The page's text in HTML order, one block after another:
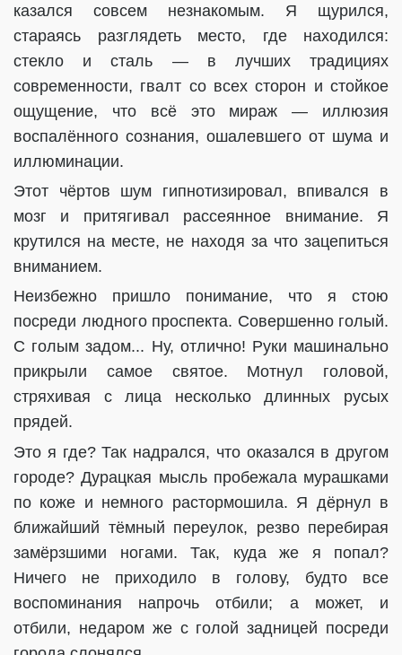
казался совсем незнакомым. Я щурился,
стараясь разглядеть место, где находился:
стекло и сталь — в лучших традициях
современности, гвалт со всех сторон и стойкое
ощущение, что всё это мираж — иллюзия
воспалённого сознания, ошалевшего от шума и
иллюминации.
Этот чёртов шум гипнотизировал, впивался в
мозг и притягивал рассеянное внимание. Я
крутился на месте, не находя за что зацепиться
вниманием.
Неизбежно пришло понимание, что я стою
посреди людного проспекта. Совершенно голый.
С голым задом... Ну, отлично! Руки машинально
прикрыли самое святое. Мотнул головой,
стряхивая с лица несколько длинных русых
прядей.
Это я где? Так надрался, что оказался в другом
городе? Дурацкая мысль пробежала мурашками
по коже и немного растормошила. Я дёрнул в
ближайший тёмный переулок, резво перебирая
замёрзшими ногами. Так, куда же я попал?
Ничего не приходило в голову, будто все
воспоминания напрочь отбили; а может, и
отбили, недаром же с голой задницей посреди